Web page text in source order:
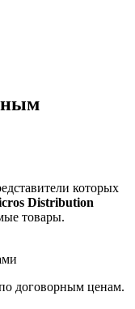
которых
Distribution
товары.
договорным ценам.